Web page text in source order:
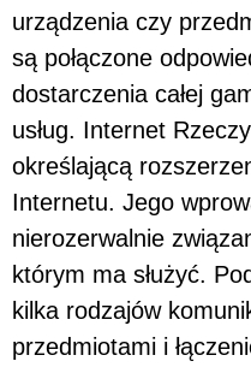
urządzenia czy
są połączone
dostarczenia całej
usług. Internet
określającą
Internetu. Jego
nierozerwalnie
którym ma służyć.
kilka rodzajów
przedmiotami i